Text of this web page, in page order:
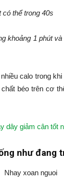
có thể trong 40s
khoảng 1 phút
calo trong
béo trên cơ
dây giảm cân tốt
như đang